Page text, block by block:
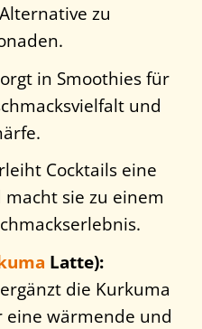
zu
in Smoothies für
und
Cocktails eine
sie zu einem
Latte):
die Kurkuma
wärmende und